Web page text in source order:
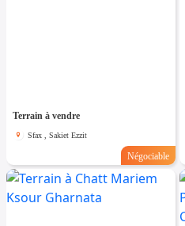
Terrain à vendre
Sfax , Sakiet Ezzit
Négociable